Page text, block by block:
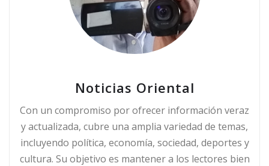
Noticias Oriental
Con un compromiso por ofrecer información veraz
y actualizada, cubre una amplia variedad de temas,
incluyendo política, economía, sociedad, deportes y
cultura. Su objetivo es mantener a los lectores bien